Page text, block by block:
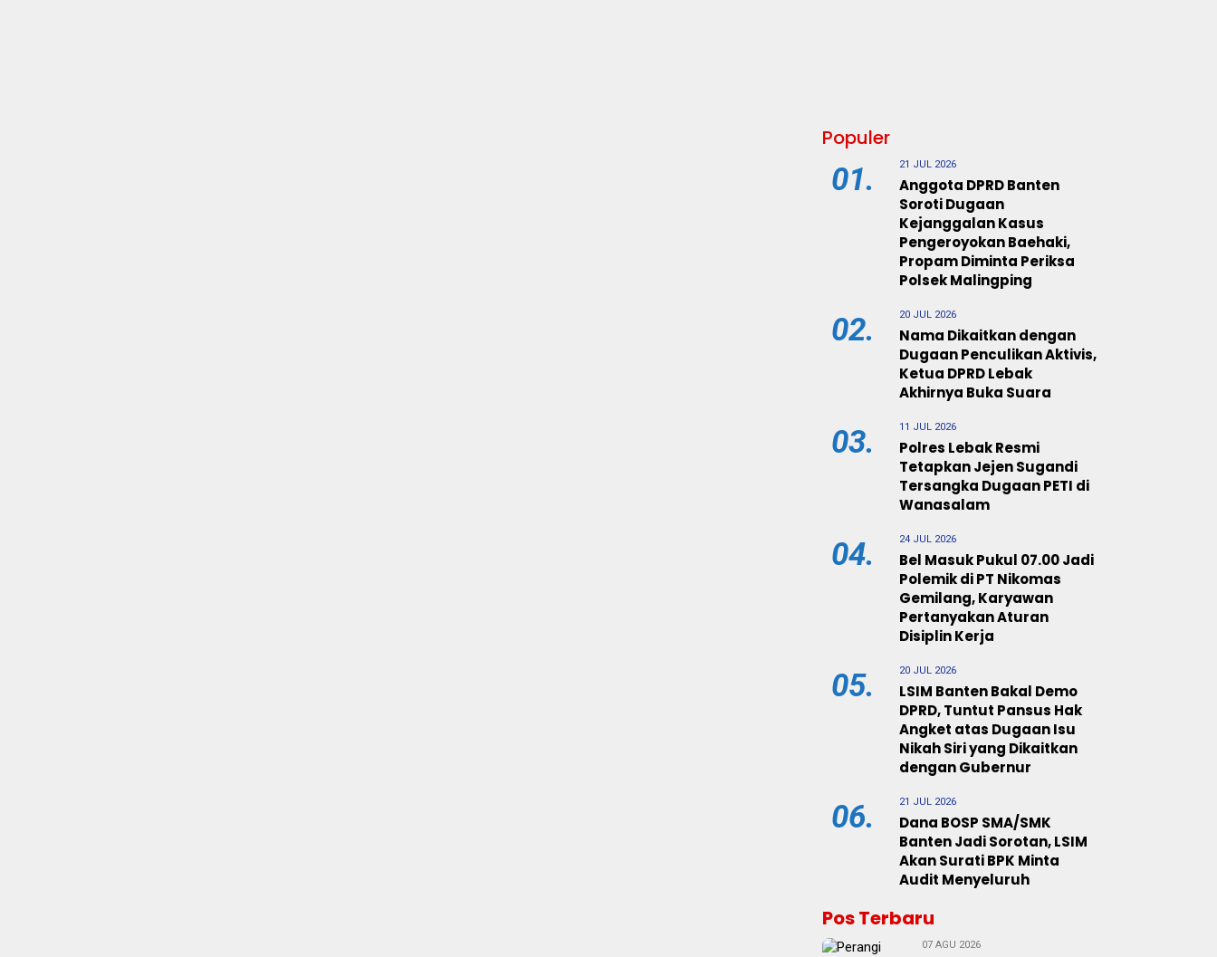
Populer
01. 21 JUL 2026
Anggota DPRD Banten
Soroti Dugaan
Kejanggalan Kasus
Pengeroyokan Baehaki,
Propam Diminta Periksa
Polsek Malingping
02. 20 JUL 2026
Nama Dikaitkan dengan
Dugaan Penculikan Aktivis,
Ketua DPRD Lebak
Akhirnya Buka Suara
03. 11 JUL 2026
Polres Lebak Resmi
Tetapkan Jejen Sugandi
Tersangka Dugaan PETI di
Wanasalam
04. 24 JUL 2026
Bel Masuk Pukul 07.00 Jadi
Polemik di PT Nikomas
Gemilang, Karyawan
Pertanyakan Aturan
Disiplin Kerja
05. 20 JUL 2026
LSIM Banten Bakal Demo
DPRD, Tuntut Pansus Hak
Angket atas Dugaan Isu
Nikah Siri yang Dikaitkan
dengan Gubernur
06. 21 JUL 2026
Dana BOSP SMA/SMK
Banten Jadi Sorotan, LSIM
Akan Surati BPK Minta
Audit Menyeluruh
Pos Terbaru
07 AGU 2026